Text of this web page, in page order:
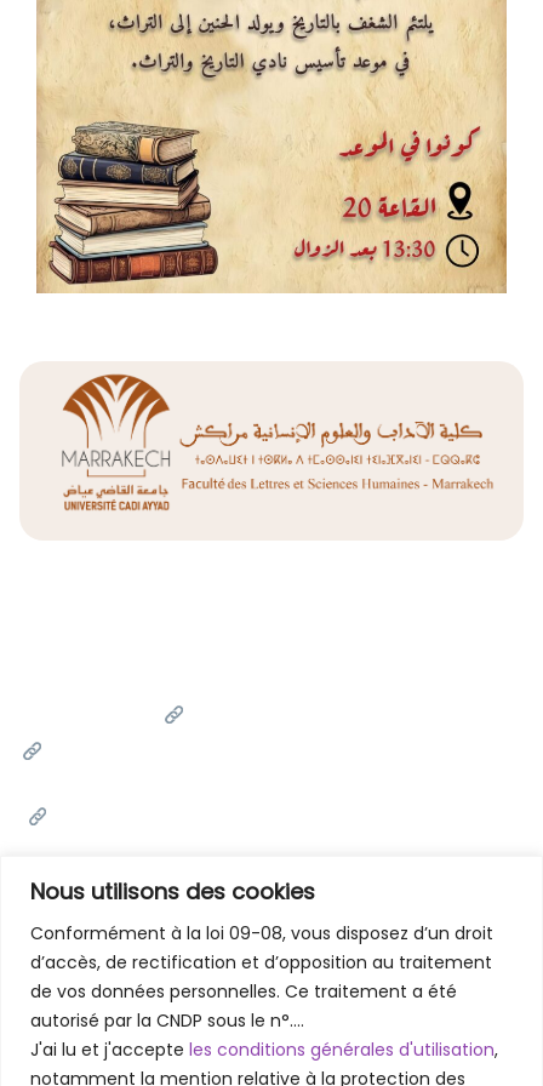
Nous utilisons des cookies
Conformément à la loi 09-08, vous disposez d’un droit
d’accès, de rectification et d’opposition au traitement
de vos données personnelles. Ce traitement a été
autorisé par la CNDP sous le n°….
J'ai lu et j'accepte les conditions générales d'utilisation,
notamment la mention relative à la protection des
Portail National de Maroc
Contactez-Nous
Faculté des Lettres et des Sciences Humaines - Marrakech
Rue Amarchich, Marrakesh 40000
05 24 31 20 31 / 05 24 31 48 61